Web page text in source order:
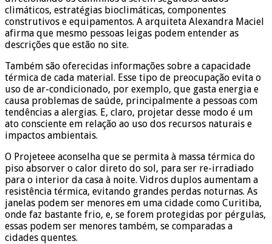
climáticos, estratégias bioclimáticas, componentes
construtivos e equipamentos. A arquiteta Alexandra Maciel
afirma que mesmo pessoas leigas podem entender as
descrições que estão no site.
Também são oferecidas informações sobre a capacidade
térmica de cada material. Esse tipo de preocupação evita o
uso de ar-condicionado, por exemplo, que gasta energia e
causa problemas de saúde, principalmente a pessoas com
tendências a alergias. E, claro, projetar desse modo é um
ato consciente em relação ao uso dos recursos naturais e
impactos ambientais.
O Projeteee aconselha que se permita à massa térmica do
piso absorver o calor direto do sol, para ser re-irradiado
para o interior da casa à noite. Vidros duplos aumentam a
resistência térmica, evitando grandes perdas noturnas. As
janelas podem ser menores em uma cidade como Curitiba,
onde faz bastante frio, e, se forem protegidas por pérgulas,
essas podem ser menores também, se comparadas a
cidades quentes.